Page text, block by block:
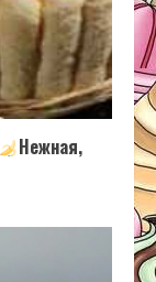
Нежная,